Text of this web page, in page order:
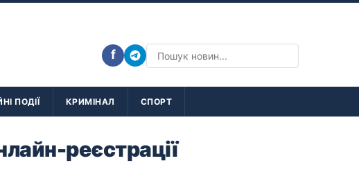
f
ПОДІЇ КРИМІНАЛ СПОРТ
реєстрації